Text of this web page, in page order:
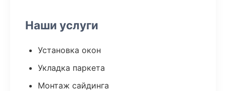
Наши услуги
Установка окон
Укладка паркета
Монтаж сайдинга